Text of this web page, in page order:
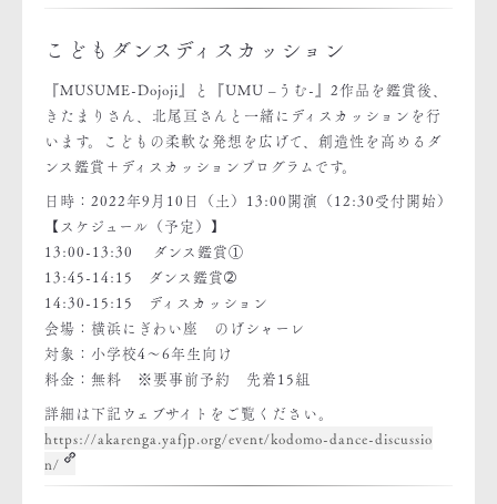
こどもダンスディスカッション
『MUSUME-Dojoji』と『UMU –うむ-』2作品を鑑賞後、
きたまりさん、北尾亘さんと一緒にディスカッションを行
います。こどもの柔軟な発想を広げて、創造性を高めるダ
ンス鑑賞＋ディスカッションプログラムです。
日時：2022年9月10日（土）13:00開演（12:30受付開始）
【スケジュール（予定）】
13:00-13:30 ダンス鑑賞①
13:45-14:15 ダンス鑑賞➁
14:30-15:15 ディスカッション
会場：横浜にぎわい座 のげシャーレ
対象：小学校4～6年生向け
料金：無料 ※要事前予約 先着15組
詳細は下記ウェブサイトをご覧ください。
https://akarenga.yafjp.org/event/kodomo-dance-discussio
n/